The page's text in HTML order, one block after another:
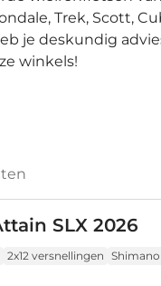
Trek, Scott,
je deskundig
winkels!
SLX 2026
2x12 versnellingen Shimano